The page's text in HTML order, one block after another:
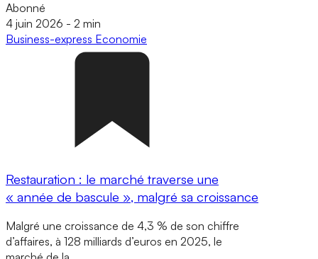
Abonné
4 juin 2026 - 2 min
Business-express Economie
Restauration : le marché traverse une
« année de bascule », malgré sa croissance
Malgré une croissance de 4,3 % de son chiffre
d’affaires, à 128 milliards d’euros en 2025, le